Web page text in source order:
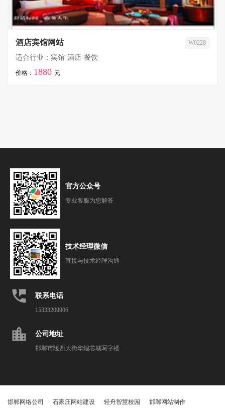
酒店宾馆网站 W0228
适合行业：宾馆-酒店-餐饮
价格： 1880 元
官方公众号
专业客服为您解答
技术经理微信
直接与技术经理沟通
perm_phone_msg 联系电话
15333209906
location_city 公司地址
邯郸市陵西大街华煌芯城写字楼
邯郸网络公司 石家庄网站建设 轻舟智慧校园 邯郸网站制作